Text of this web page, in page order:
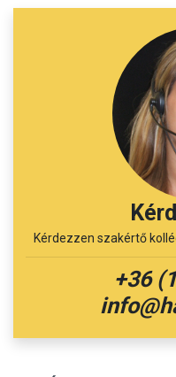
Kérdezzen szakértő
+36